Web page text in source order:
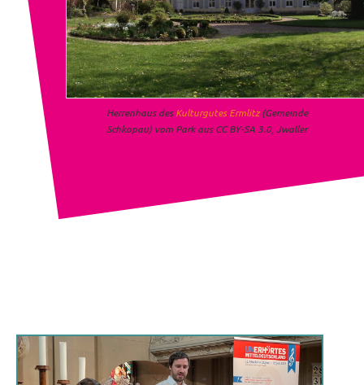
Herrenhaus desKulturgutes Ermlitz(Gemeinde
Schkopau) vom Park aus CC BY-SA 3.0, Jwaller